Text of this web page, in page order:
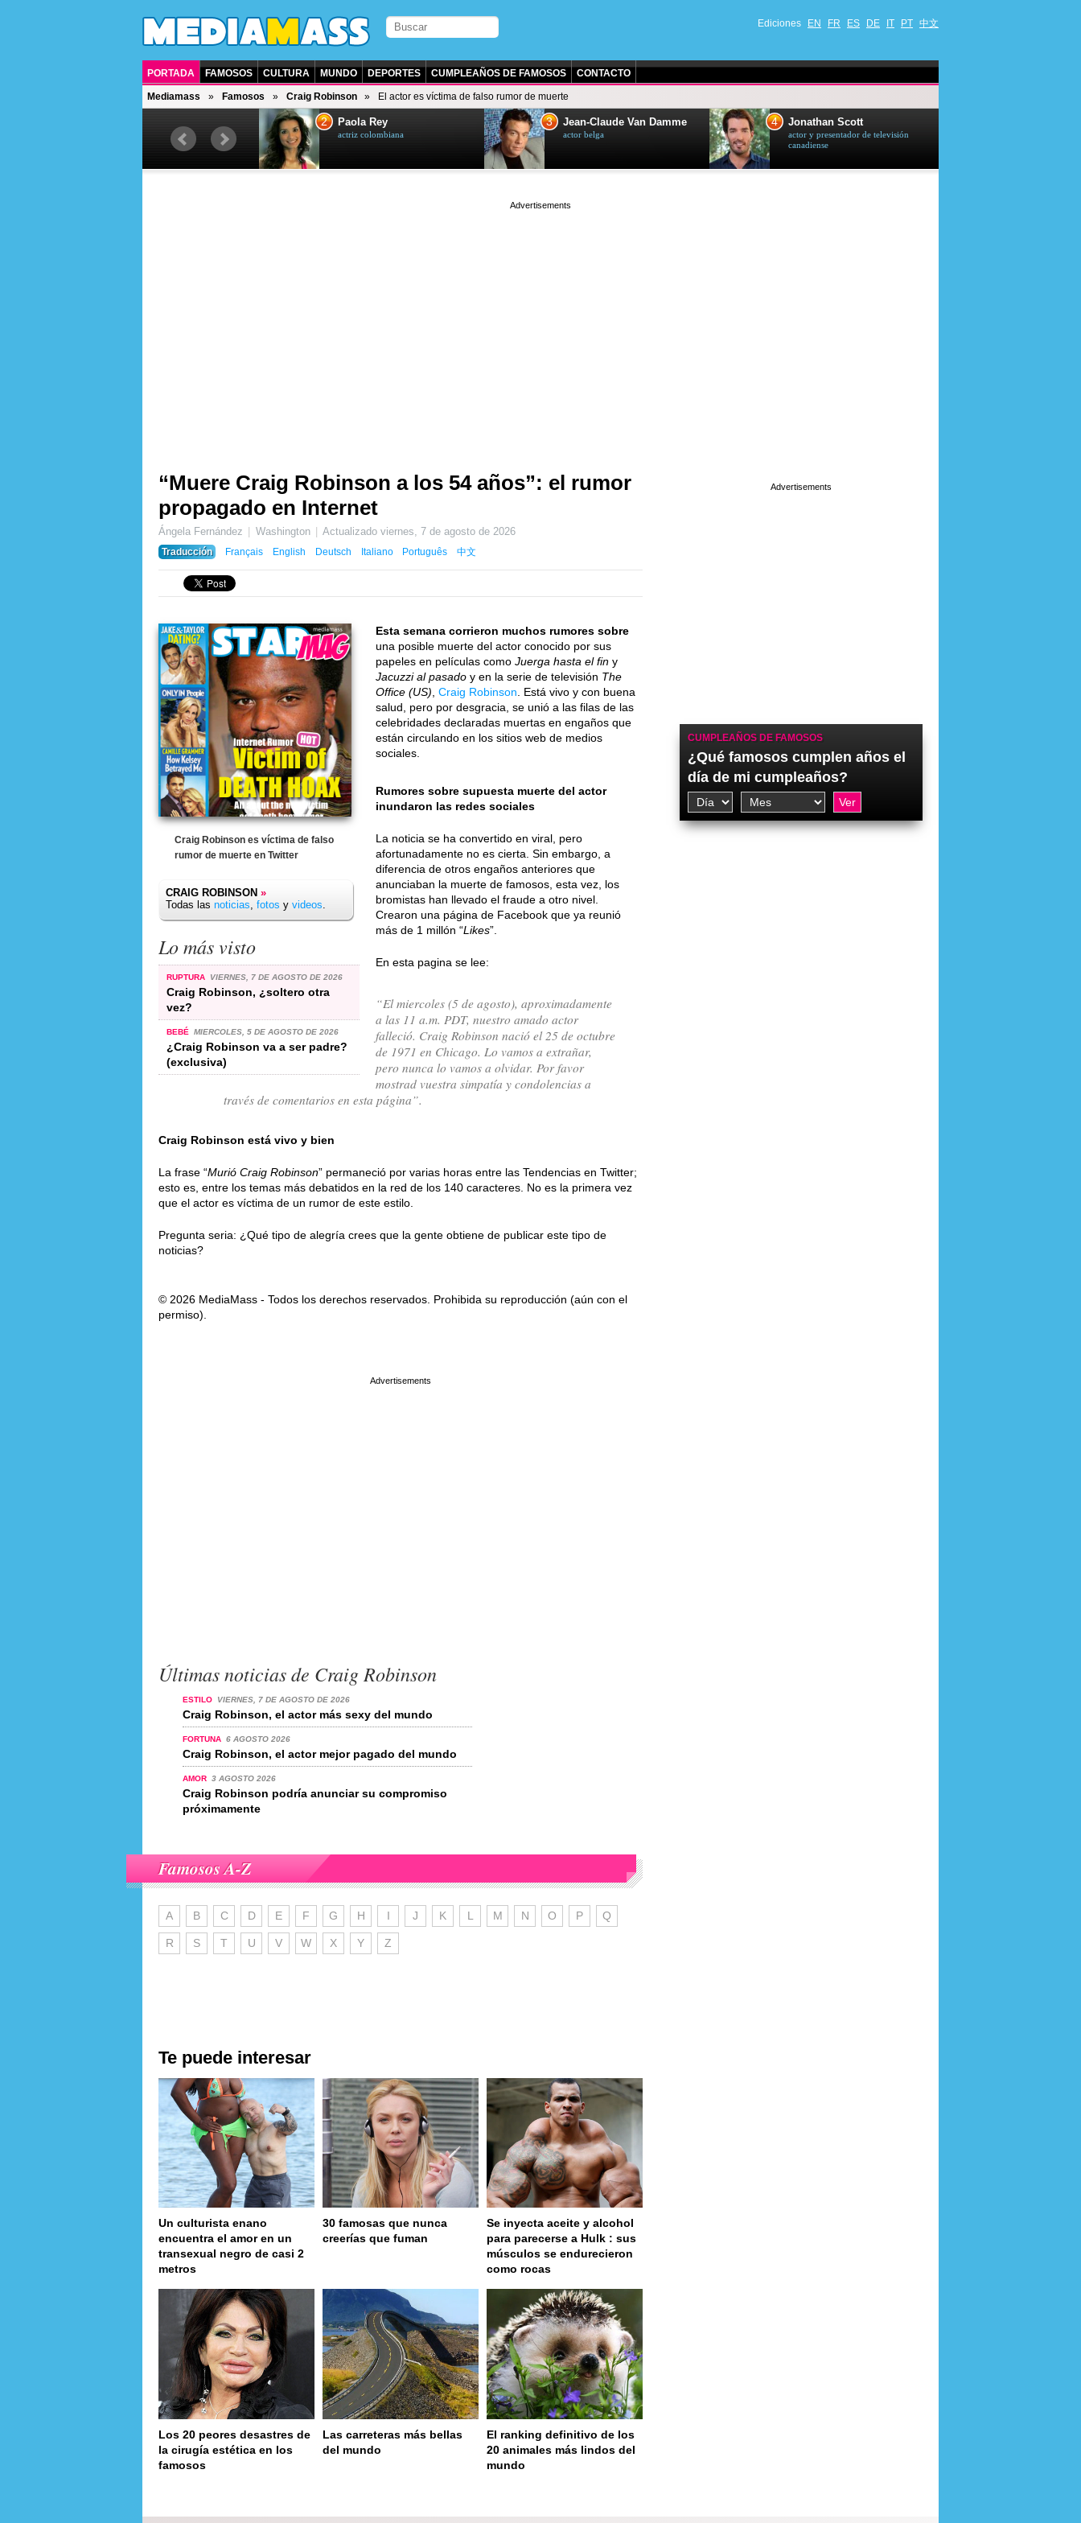
Ediciones EN FR ES DE IT PT 中文
PORTADA FAMOSOS CULTURA MUNDO DEPORTES CUMPLEAÑOS DE FAMOSOS CONTACTO
Mediamass Famosos Craig Robinson El actor es víctima de falso rumor de muerte
actor y presentador de televisión
2 Paola Rey
actriz colombiana
3 Jean-Claude Van Damme
actor belga
4 Jonathan Scott
actor y presentador de televisión
canadiense
“Muere Craig Robinson a los 54 años”: el rumor
propagado en Internet
Ángela Fernández Washington Actualizadoviernes, 7 de agosto de 2026
Traducción
Français English Deutsch Italiano Português 中文
Craig Robinson es víctima de falso
rumor de muerte en Twitter
CRAIG ROBINSON »
Todas las noticias, fotos y videos.
Lo más visto
RUPTURA VIERNES, 7 DE AGOSTO DE 2026
Craig Robinson, ¿soltero otra
vez?
BEBÉ MIERCOLES, 5 DE AGOSTO DE 2026
¿Craig Robinson va a ser padre?
(exclusiva)
Esta semana corrieron muchos rumores sobre
una posible muerte del actor conocido por sus
papeles en películas como Juerga hasta el fin y
Jacuzzi al pasado y en la serie de televisión The
Office (US) Craig Robinson . Está vivo y con buena
salud, pero por desgracia, se unió a las filas de las
celebridades declaradas muertas en engaños que
están circulando en los sitios web de medios
sociales.
Rumores sobre supuesta muerte del actor
inundaron las redes sociales
La noticia se ha convertido en viral, pero
afortunadamente no es cierta. Sin embargo, a
diferencia de otros engaños anteriores que
anunciaban la muerte de famosos, esta vez, los
bromistas han llevado el fraude a otro nivel.
Crearon una página de Facebook que ya reunió
más de 1 millón “Likes”.
En esta pagina se lee:
“El miercoles (5 de agosto), aproximadamente
a las 11 a.m. PDT, nuestro amado actor
falleció. Craig Robinson nació el 25 de octubre
de 1971 en Chicago. Lo vamos a extrañar,
pero nunca lo vamos a olvidar. Por favor
mostrad vuestra simpatía y condolencias a
través de comentarios en esta página”.
Craig Robinson está vivo y bien
La frase “Murió Craig Robinson” permaneció por varias horas entre las Tendencias en Twitter;
esto es, entre los temas más debatidos en la red de los 140 caracteres. No es la primera vez
que el actor es víctima de un rumor de este estilo.
Pregunta seria: ¿Qué tipo de alegría crees que la gente obtiene de publicar este tipo de
noticias?
© 2026 MediaMass - Todos los derechos reservados. Prohibida su reproducción (aún con el
permiso).
Últimas noticias de Craig Robinson
ESTILO VIERNES, 7 DE AGOSTO DE 2026
Craig Robinson, el actor más sexy del mundo
FORTUNA 6 AGOSTO 2026
Craig Robinson, el actor mejor pagado del mundo
AMOR 3 AGOSTO 2026
Craig Robinson podría anunciar su compromiso
próximamente
Famosos A-Z
A B C D E F G H I J K L M N O P Q
R S T U V W X Y Z
Te puede interesar
Un culturista enano
encuentra el amor en un
transexual negro de casi 2
metros
30 famosas que nunca
creerías que fuman
Se inyecta aceite y alcohol
para parecerse a Hulk : sus
músculos se endurecieron
como rocas
Los 20 peores desastres de
la cirugía estética en los
famosos
Las carreteras más bellas
del mundo
El ranking definitivo de los
20 animales más lindos del
mundo
CUMPLEAÑOS DE FAMOSOS
¿Qué famosos cumplen años el
día de mi cumpleaños?